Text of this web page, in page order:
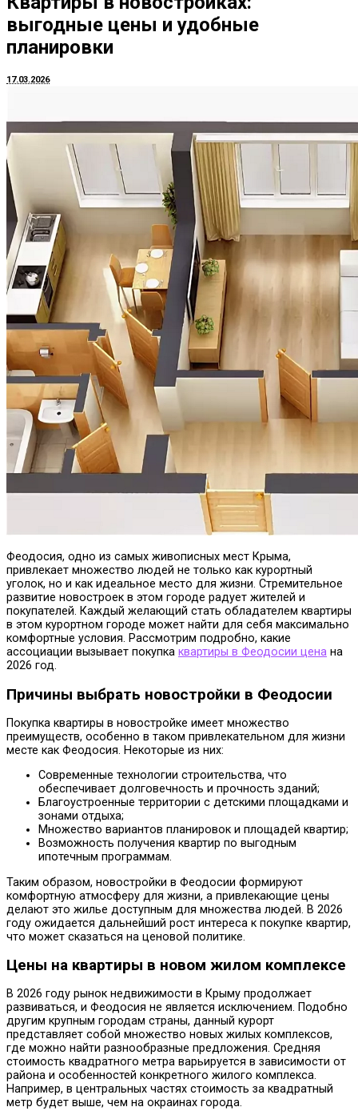
выгодные цены и удобные
планировки
17.03.2026
Феодосия, одно из самых живописных мест Крыма,
привлекает множество людей не только как курортный
уголок, но и как идеальное место для жизни. Стремительное
развитие новостроек в этом городе радует жителей и
покупателей. Каждый желающий стать обладателем квартиры
в этом курортном городе может найти для себя максимально
комфортные условия. Рассмотрим подробно, какие
ассоциации вызывает покупка квартиры в Феодосии цена на
2026 год.
Причины выбрать новостройки в Феодосии
Покупка квартиры в новостройке имеет множество
преимуществ, особенно в таком привлекательном для жизни
месте как Феодосия. Некоторые из них:
Современные технологии строительства, что
обеспечивает долговечность и прочность зданий;
Благоустроенные территории с детскими площадками и
зонами отдыха;
Множество вариантов планировок и площадей квартир;
Возможность получения квартир по выгодным
ипотечным программам.
Таким образом, новостройки в Феодосии формируют
комфортную атмосферу для жизни, а привлекающие цены
делают это жилье доступным для множества людей. В 2026
году ожидается дальнейший рост интереса к покупке квартир,
что может сказаться на ценовой политике.
Цены на квартиры в новом жилом комплексе
В 2026 году рынок недвижимости в Крыму продолжает
развиваться, и Феодосия не является исключением. Подобно
другим крупным городам страны, данный курорт
представляет собой множество новых жилых комплексов,
где можно найти разнообразные предложения. Средняя
стоимость квадратного метра варьируется в зависимости от
района и особенностей конкретного жилого комплекса.
Например, в центральных частях стоимость за квадратный
метр будет выше, чем на окраинах города.